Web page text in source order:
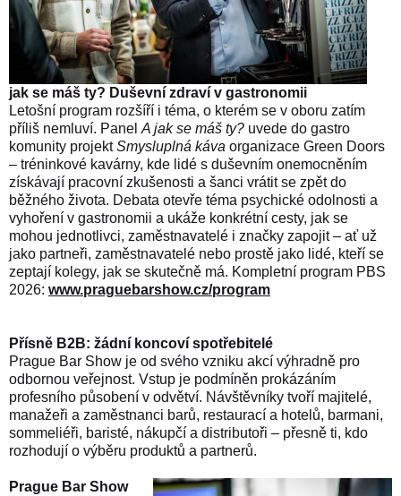
jak se máš ty? Duševní zdraví v gastronomii
Letošní program rozšíří i téma, o kterém se v oboru zatím
příliš nemluví. Panel A jak se máš ty? uvede do gastro
komunity projektSmysluplná káva organizace Green Doors
– tréninkové kavárny, kde lidé s duševním onemocněním
získávají pracovní zkušenosti a šanci vrátit se zpět do
běžného života. Debata otevře téma psychické odolnosti a
vyhoření v gastronomii a ukáže konkrétní cesty, jak se
mohou jednotlivci, zaměstnavatelé i značky zapojit – ať už
jako partneři, zaměstnavatelé nebo prostě jako lidé, kteří se
zeptají kolegy, jak se skutečně má. Kompletní program PBS
2026: www.praguebarshow.cz/program
Přísně B2B: žádní koncoví spotřebitelé
Prague Bar Show je od svého vzniku akcí výhradně pro
odbornou veřejnost. Vstup je podmíněn prokázáním
profesního působení v odvětví. Návštěvníky tvoří majitelé,
manažeři a zaměstnanci barů, restaurací a hotelů, barmani,
sommeliéři, baristé, nákupčí a distributoři – přesně ti, kdo
rozhodují o výběru produktů a partnerů.
Prague Bar Show